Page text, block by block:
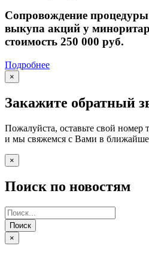
Сопровождение
выкупа акций у
стоимость 250 000 руб.
Подробнее
×
Закажите обратный
Пожалуйста, оставьте свой номер
и мы свяжемся с Вами в
×
Поиск по новостям
Поиск
×